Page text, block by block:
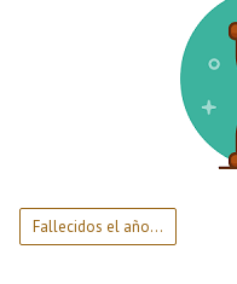
Fallecidos el año…